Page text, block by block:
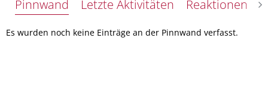
Pinnwand Letzte Aktivitäten Reaktionen
Es wurden noch keine Einträge an der Pinnwand verfasst.